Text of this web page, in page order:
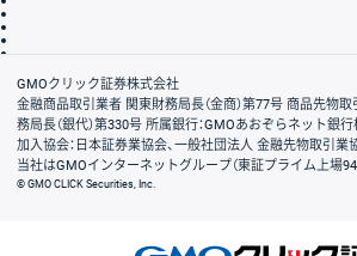
会社案内
GMOクリック証券株式会社
金融商品取引業者 関東財務局長（金商）第77号 商品先物
務局長（銀代）第330号 所属銀行：GMOあおぞらネット銀
加入協会：日本証券業協会、一般社団法人 金融先物取引業
当社はGMOインターネットグループ（東証プライム上場
© GMO CLICK Securities, Inc.